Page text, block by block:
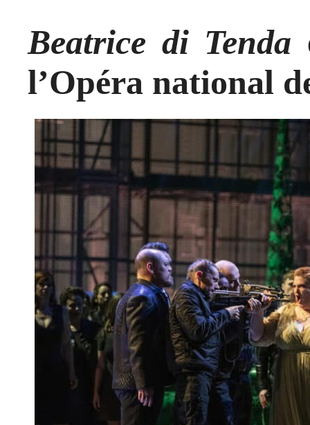
Beatrice di Tenda
l’Opéra national